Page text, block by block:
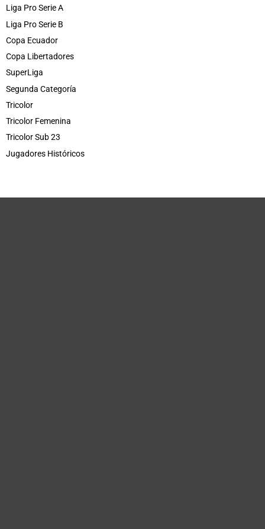
Liga Pro Serie A
Liga Pro Serie B
Copa Ecuador
Copa Libertadores
SuperLiga
Segunda Categoría
Tricolor
Tricolor Femenina
Tricolor Sub 23
Jugadores Históricos